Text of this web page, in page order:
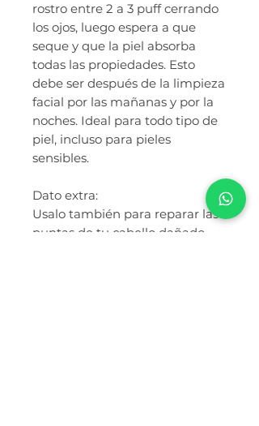
rostro entre 2 a 3 puff cerrando
los ojos, luego espera a que
seque y que la piel absorba
todas las propiedades. Esto
debe ser después de la limpieza
facial por las mañanas y por la
noches. Ideal para todo tipo de
piel, incluso para pieles
sensibles.
Dato extra:
Usalo también para reparar las
puntas de tu cabello dañado,